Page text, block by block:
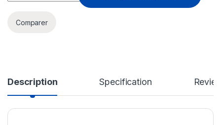
Comparer
Description Specification